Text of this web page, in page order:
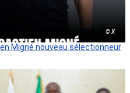
© X
Migné nouveau sélectionneur